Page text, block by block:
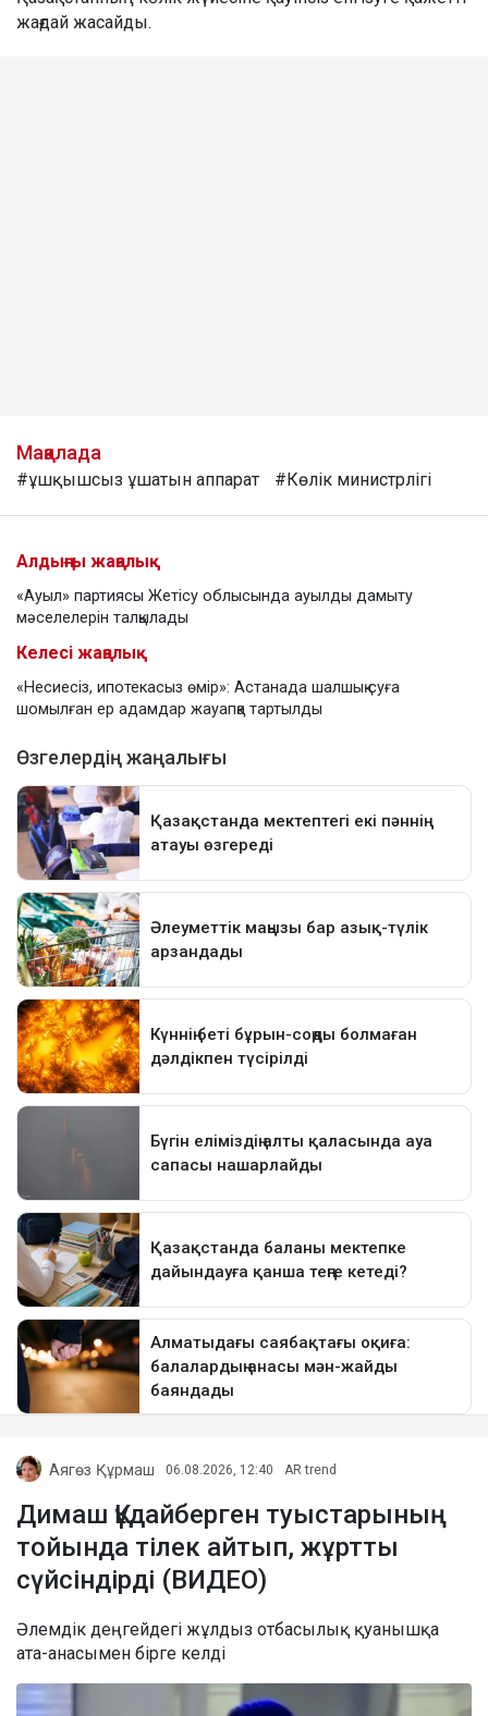
жағдай жасайды.
Мақалада
#ұшқышсыз ұшатын аппарат #Көлік министрлігі
Алдыңғы жаңалық
«Ауыл» партиясы Жетісу облысында ауылды дамыту
мәселелерін талқылады
Келесі жаңалық
«Несиесіз, ипотекасыз өмір»: Астанада шалшық суға
шомылған ер адамдар жауапқа тартылды
Аягөз Құрмаш 06.08.2026, 12:40 AR trend
Димаш Құдайберген туыстарының
тойында тілек айтып, жұртты
сүйсіндірді (ВИДЕО)
Әлемдік деңгейдегі жұлдыз отбасылық қуанышқа
ата-анасымен бірге келді